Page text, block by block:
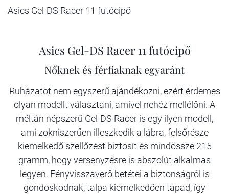
Asics Gel-DS Racer 11 futócipő
Asics Gel-DS Racer 11 futócipő
Nőknek és férfiaknak egyaránt
Ruházatot nem egyszerű ajándékozni, ezért érdemes
olyan modellt választani, amivel nehéz mellélőni. A
méltán népszerű Gel-DS Racer is egy ilyen modell,
ami zokniszerűen illeszkedik a lábra, felsőrésze
kiemelkedő szellőzést biztosít és mindössze 215
gramm, hogy versenyzésre is abszolút alkalmas
legyen. Fényvisszaverő betétei a biztonságról is
gondoskodnak, talpa kiemelkedően tapad, így